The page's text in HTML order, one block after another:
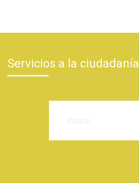
Servicios a la ciudadanía